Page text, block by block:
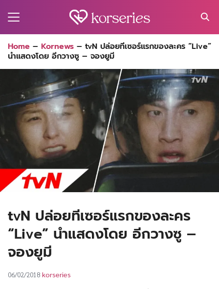
for:
Home – Kornews – tvN ปล่อยทีเซอร์แรกของละคร “Live”
นำแสดงโดย อีกวางซู – จองยูมี
tvN ปล่อยทีเซอร์แรกของละคร
“Live” นำแสดงโดย อีกวางซู –
จองยูมี
06/02/2018 korseries